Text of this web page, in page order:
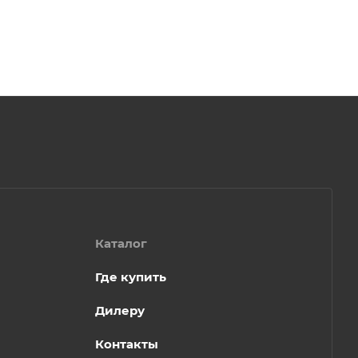
Каталог
Где купить
Дилеру
Контакты